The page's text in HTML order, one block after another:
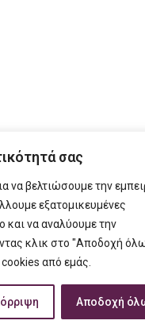
σας
να βελτιώσουμε την
εξατομικευμένες
και να αναλύουμε την
κλικ στο "Αποδοχή
από εμάς.
Αποδοχή